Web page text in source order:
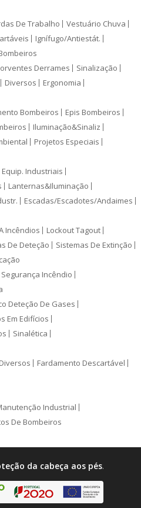
De Trabalho
Vestuário Chuva
Ignífugo/Antiestát.
Derrames
Sinalização
Diversos
Ergonomia
Bombeiros
Epis Bombeiros
Iluminação&Sinaliz
Projetos Especiais
Equip. Industriais
Lanternas&Iluminação
Escadas/Escadotes/Andaimes
Incêndios
Lockout Tagout
De Deteção
Sistemas De Extinção
Segurança Incêndio
Deteção De Gases
Em Edifícios
Sinalética
Fardamento Descartável
Industrial
De Bombeiros
da cabeça aos pés.